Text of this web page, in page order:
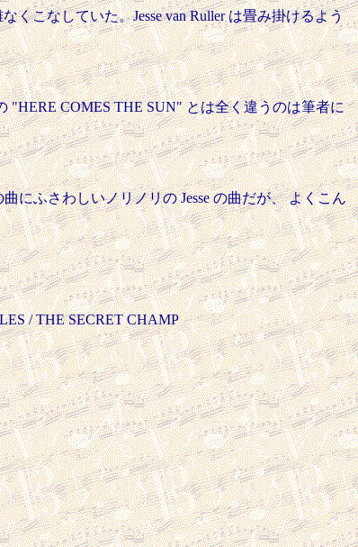
くこなしていた。Jesse van Ruller は畳み掛けるよう
"HERE COMES THE SUN" とは全く違うのは筆者に
にふさわしいノリノリの Jesse の曲だが、 よくこん
/ THE SECRET CHAMP